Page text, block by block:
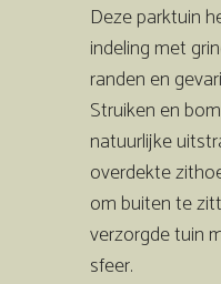
Deze parktuin
indeling met
randen en
Struiken en
natuurlijke
overdekte
om buiten te
verzorgde tuin
sfeer.